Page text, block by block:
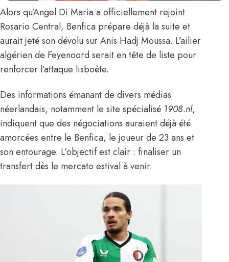
Alors qu’Angel Di Maria a officiellement rejoint
Rosario Central, Benfica prépare déjà la suite et
aurait jeté son dévolu surAnis Hadj Moussa. L’ailier
algérien de Feyenoord serait en tête de liste pour
renforcer l’attaque lisboète.
Des informations émanant de divers médias
néerlandais, notamment le site spécialisé 1908.nl,
indiquent que des négociations auraient déjà été
amorcées entre le Benfica, le joueur de 23 ans et
son entourage. L’objectif est clair : finaliser un
transfert dès le mercato estival à venir.